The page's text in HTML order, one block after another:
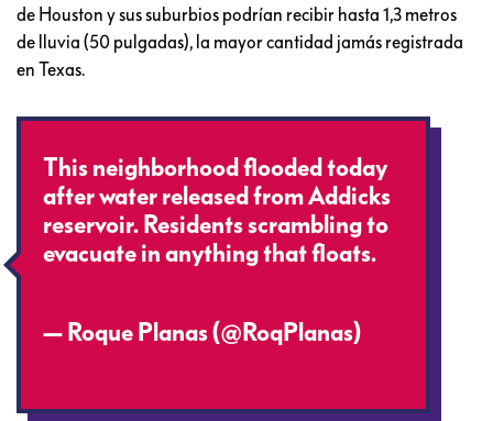
de Houston y sus suburbios podrían recibir hasta 1,3 metros
de lluvia (50 pulgadas), la mayor cantidad jamás registrada
en Texas.
This neighborhood flooded today
after water released from Addicks
reservoir. Residents scrambling to
evacuate in anything that floats.
— Roque Planas (@RoqPlanas)